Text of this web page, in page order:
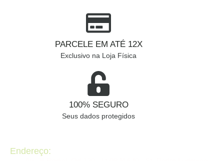
PARCELE EM ATÉ 12X
Exclusivo na Loja Física
100% SEGURO
Seus dados protegidos
Endereço: